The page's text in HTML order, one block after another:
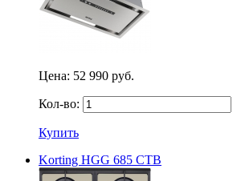
Цена: 52 990 руб.
Кол-во:
Купить
Korting HGG 685 CTB